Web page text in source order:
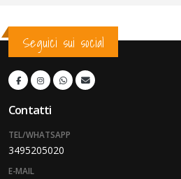
Seguici sui social
Contatti
TEL/WHATSAPP
3495205020
E-MAIL